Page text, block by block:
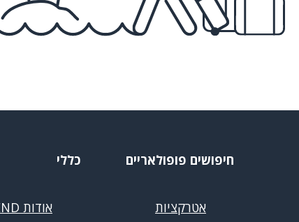
חיפושים פופולאריים
אטרקציות
כללי
אודות WEEKEND